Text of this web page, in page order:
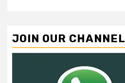
JOIN OUR CHANNEL